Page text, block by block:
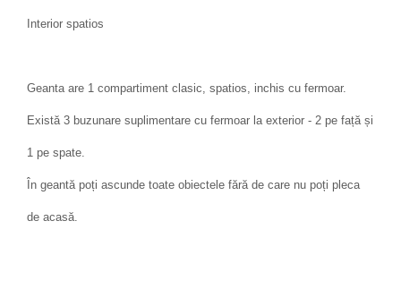
Interior spatios
Geanta are 1 compartiment clasic, spatios, inchis cu fermoar.
Există 3 buzunare suplimentare cu fermoar la exterior - 2 pe față și
1 pe spate.
În geantă poți ascunde toate obiectele fără de care nu poți pleca
de acasă.